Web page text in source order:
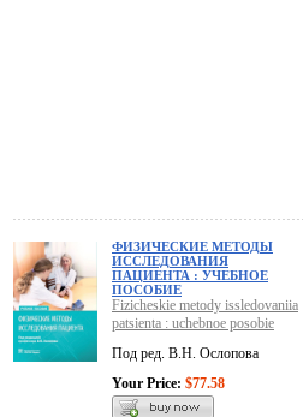
ФИЗИЧЕСКИЕ МЕТОДЫ
ИССЛЕДОВАНИЯ
ПАЦИЕНТА : УЧЕБНОЕ
ПОСОБИЕ
Fizicheskie metody issledovaniia
patsienta : uchebnoe posobie
Под ред. В.Н. Ослопова
Your Price: $77.58